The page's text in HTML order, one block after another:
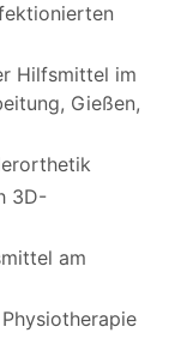
Hilfsmittel im
Gießen,
3D-
am